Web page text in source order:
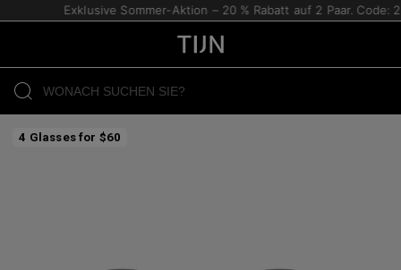
Exklusive Sommer-Aktion – 20 % Rabatt auf 2 Paar. Code:
4 Glasses for $60